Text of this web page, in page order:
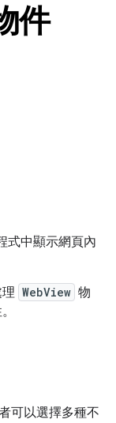
件
式中顯示網頁內
WebView 物
可以選擇多種不